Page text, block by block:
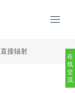
直接辐射
在
线
交
流